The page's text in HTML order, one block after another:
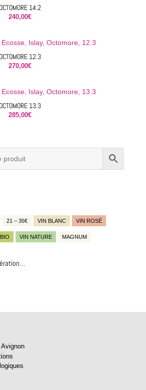
OCTOMORE 14.2
240,00€
OCTOMORE 12.3
270,00€
OCTOMORE 13.3
285,00€
21 – 35€ VIN BLANC VIN ROSÉ
VIN NATURE MAGNUM